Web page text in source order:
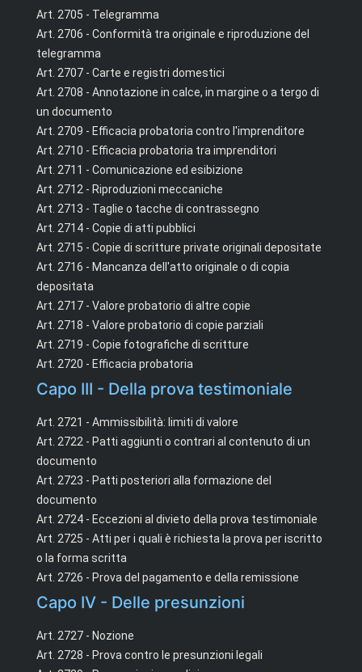
Art. 2705 - Telegramma
Art. 2706 - Conformità tra originale e riproduzione del
telegramma
Art. 2707 - Carte e registri domestici
Art. 2708 - Annotazione in calce, in margine o a tergo di
un documento
Art. 2709 - Efficacia probatoria contro l'imprenditore
Art. 2710 - Efficacia probatoria tra imprenditori
Art. 2711 - Comunicazione ed esibizione
Art. 2712 - Riproduzioni meccaniche
Art. 2713 - Taglie o tacche di contrassegno
Art. 2714 - Copie di atti pubblici
Art. 2715 - Copie di scritture private originali depositate
Art. 2716 - Mancanza dell'atto originale o di copia
depositata
Art. 2717 - Valore probatorio di altre copie
Art. 2718 - Valore probatorio di copie parziali
Art. 2719 - Copie fotografiche di scritture
Art. 2720 - Efficacia probatoria
Capo III - Della prova testimoniale
Art. 2721 - Ammissibilità: limiti di valore
Art. 2722 - Patti aggiunti o contrari al contenuto di un
documento
Art. 2723 - Patti posteriori alla formazione del
documento
Art. 2724 - Eccezioni al divieto della prova testimoniale
Art. 2725 - Atti per i quali è richiesta la prova per iscritto
o la forma scritta
Art. 2726 - Prova del pagamento e della remissione
Capo IV - Delle presunzioni
Art. 2727 - Nozione
Art. 2728 - Prova contro le presunzioni legali